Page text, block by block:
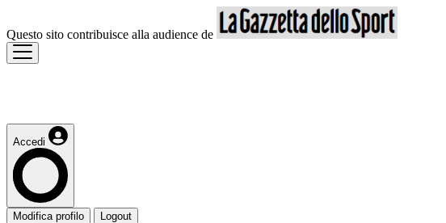
Questo sito contribuisce alla audience de
Accedi
Modifica profilo Logout